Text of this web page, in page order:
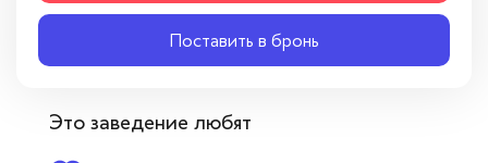
Поставить в бронь
Это заведение любят